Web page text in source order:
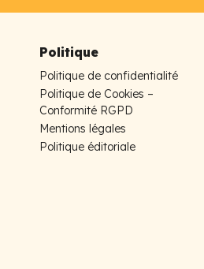
Politique
Politique de confidentialité
Politique de Cookies –
Conformité RGPD
Mentions légales
Politique éditoriale